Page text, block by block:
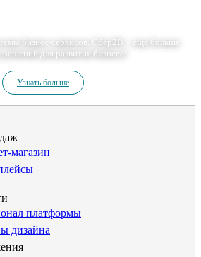
бизнес-сервисов. Сбер2В – еще больше
для развития бизнеса!
Узнать больше
магазин
платформы
дизайна